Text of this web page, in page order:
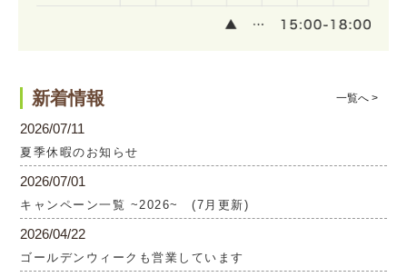
新着情報 一覧へ >
2026/07/11
夏季休暇のお知らせ
2026/07/01
キャンペーン一覧 ~2026~ (7月更新)
2026/04/22
ゴールデンウィークも営業しています